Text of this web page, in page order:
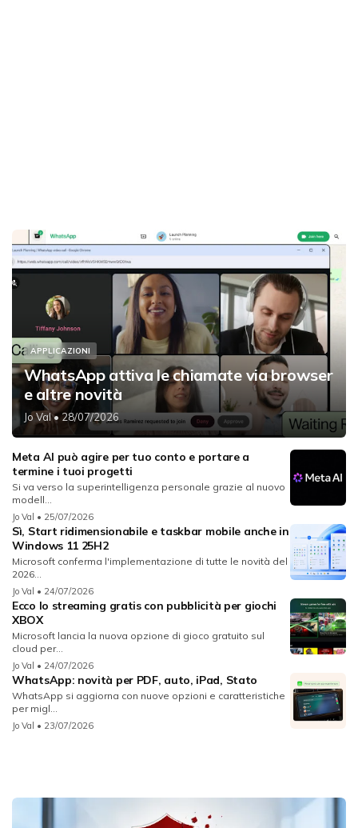
APPLICAZIONI
WhatsApp attiva le chiamate via browser
e altre novità
Jo Val• 28/07/2026
Meta AI può agire per tuo conto e portare a
termine i tuoi progetti
Si va verso la superintelligenza personale grazie al nuovo
modell...
Jo Val • 25/07/2026
Sì, Start ridimensionabile e taskbar mobile anche in
Windows 11 25H2
Microsoft conferma l'implementazione di tutte le novità del
2026...
Jo Val • 24/07/2026
Ecco lo streaming gratis con pubblicità per giochi
XBOX
Microsoft lancia la nuova opzione di gioco gratuito sul
cloud per...
Jo Val • 24/07/2026
WhatsApp: novità per PDF, auto, iPad, Stato
WhatsApp si aggiorna con nuove opzioni e caratteristiche
per migl...
Jo Val • 23/07/2026